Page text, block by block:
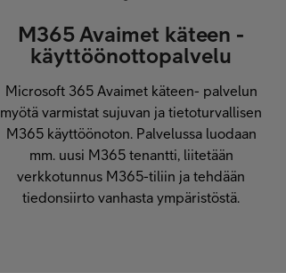
M365 Avaimet käteen -
käyttöönottopalvelu
Microsoft 365 Avaimet käteen- palvelun
myötä varmistat sujuvan ja tietoturvallisen
M365 käyttöönoton. Palvelussa luodaan
mm. uusi M365 tenantti, liitetään
verkkotunnus M365-tiliin ja tehdään
tiedonsiirto vanhasta ympäristöstä.